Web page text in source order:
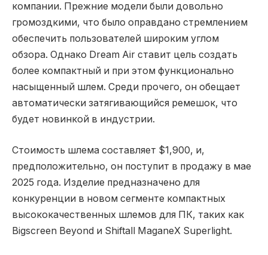
компании. Прежние модели были довольно
громоздкими, что было оправдано стремлением
обеспечить пользователей широким углом
обзора. Однако Dream Air ставит цель создать
более компактный и при этом функционально
насыщенный шлем. Среди прочего, он обещает
автоматически затягивающийся ремешок, что
будет новинкой в индустрии.
Стоимость шлема составляет $1,900, и,
предположительно, он поступит в продажу в мае
2025 года. Изделие предназначено для
конкуренции в новом сегменте компактных
высококачественных шлемов для ПК, таких как
Bigscreen Beyond и Shiftall MaganeX Superlight.